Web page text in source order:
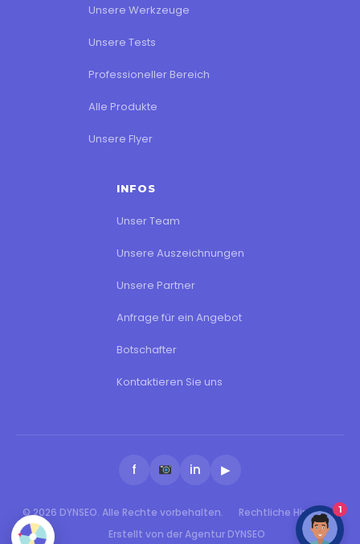
Unsere Werkzeuge
Unsere Tests
Professioneller Bereich
Alle Produkte
Unsere Flyer
INFOS
Unser Team
Unsere Auszeichnungen
Unsere Partner
Anfrage für ein Angebot
Botschafter
Kontaktieren Sie uns
f in ▶
© 2026 DYNSEO. Alle Rechte vorbehalten.
Rechtliche Hinweise
Erstellt von der Agentur DYNSEO
1